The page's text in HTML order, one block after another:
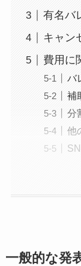
有名バ
キャン
費用に
バ
補
分
他
一般的な発